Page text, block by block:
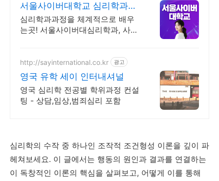
서울사이버대학교 심리학과
2026 가을학기 신편입생
심리학과과정을 체계적으로 배우
는곳! 서울사이버대심리학과, 사이
위까지
http://sayinternational.co.kr 광고
영국 유학 세이 인터내셔널
영국 심리학 전공별 학위과정 컨설
팅 - 상담,임상,범죄심리 포함
심리학의 수작 중 하나인 조작적 조건형성 이론을 깊이 파
헤쳐보세요. 이 글에서는 행동의 원인과 결과를 연결하는
이 독창적인 이론의 핵심을 살펴보고, 어떻게 이를 통해